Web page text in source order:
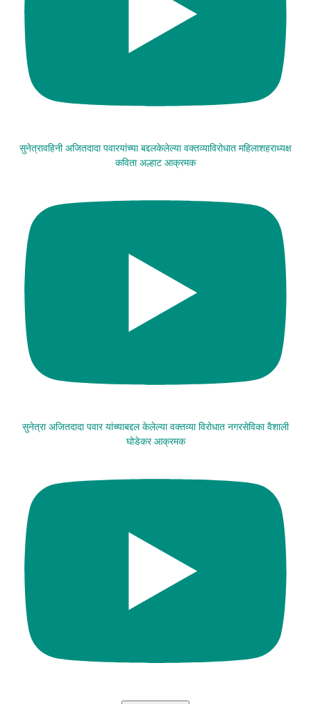
सुनेत्रावहिनी अजितदादा पवारयांच्या बद्दलकेलेल्या वक्तव्याविरोधात महिलाशहराध्यक्ष
कविता अल्हाट आक्रमक
सुनेत्रा अजितदादा पवार यांच्याबद्दल केलेल्या वक्तव्या विरोधात नगरसेविका वैशाली
घोडेकर आक्रमक